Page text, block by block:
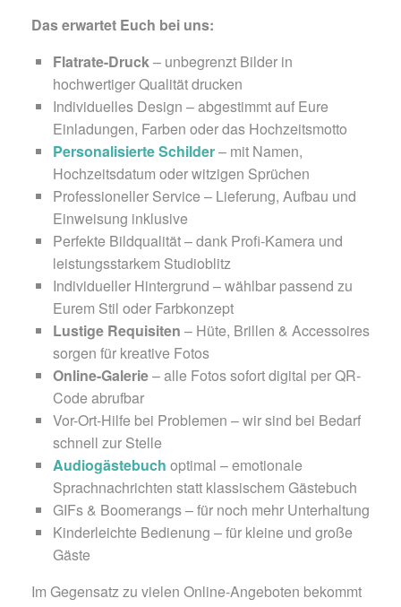
Das erwartet Euch bei uns:
Flatrate-Druck– unbegrenzt Bilder in
hochwertiger Qualität drucken
Individuelles Design – abgestimmt auf Eure
Einladungen, Farben oder das Hochzeitsmotto
Personalisierte Schilder– mit Namen,
Hochzeitsdatum oder witzigen Sprüchen
Professioneller Service – Lieferung, Aufbau und
Einweisung inklusive
Perfekte Bildqualität – dank Profi-Kamera und
leistungsstarkem Studioblitz
Individueller Hintergrund – wählbar passend zu
Eurem Stil oder Farbkonzept
Lustige Requisiten – Hüte, Brillen & Accessoires
sorgen für kreative Fotos
Online-Galerie– alle Fotos sofort digital per QR-
Code abrufbar
Vor-Ort-Hilfe bei Problemen – wir sind bei Bedarf
schnell zur Stelle
Audiogästebuch optimal – emotionale
Sprachnachrichten statt klassischem Gästebuch
GIFs & Boomerangs – für noch mehr Unterhaltung
Kinderleichte Bedienung – für kleine und große
Gäste
Im Gegensatz zu vielen Online-Angeboten bekommt